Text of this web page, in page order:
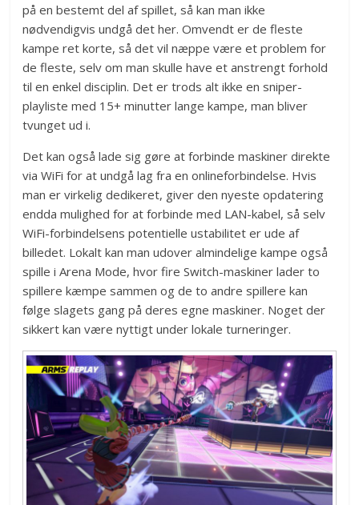
på en bestemt del af spillet, så kan man ikke
nødvendigvis undgå det her. Omvendt er de fleste
kampe ret korte, så det vil næppe være et problem for
de fleste, selv om man skulle have et anstrengt forhold
til en enkel disciplin. Det er trods alt ikke en sniper-
playliste med 15+ minutter lange kampe, man bliver
tvunget ud i.
Det kan også lade sig gøre at forbinde maskiner direkte
via WiFi for at undgå lag fra en onlineforbindelse. Hvis
man er virkelig dedikeret, giver den nyeste opdatering
endda mulighed for at forbinde med LAN-kabel, så selv
WiFi-forbindelsens potentielle ustabilitet er ude af
billedet. Lokalt kan man udover almindelige kampe også
spille i Arena Mode, hvor fire Switch-maskiner lader to
spillere kæmpe sammen og de to andre spillere kan
følge slagets gang på deres egne maskiner. Noget der
sikkert kan være nyttigt under lokale turneringer.